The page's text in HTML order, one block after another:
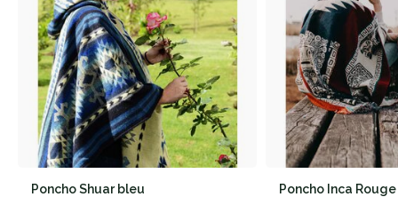
Poncho Shuar bleu Poncho Inca Rouge